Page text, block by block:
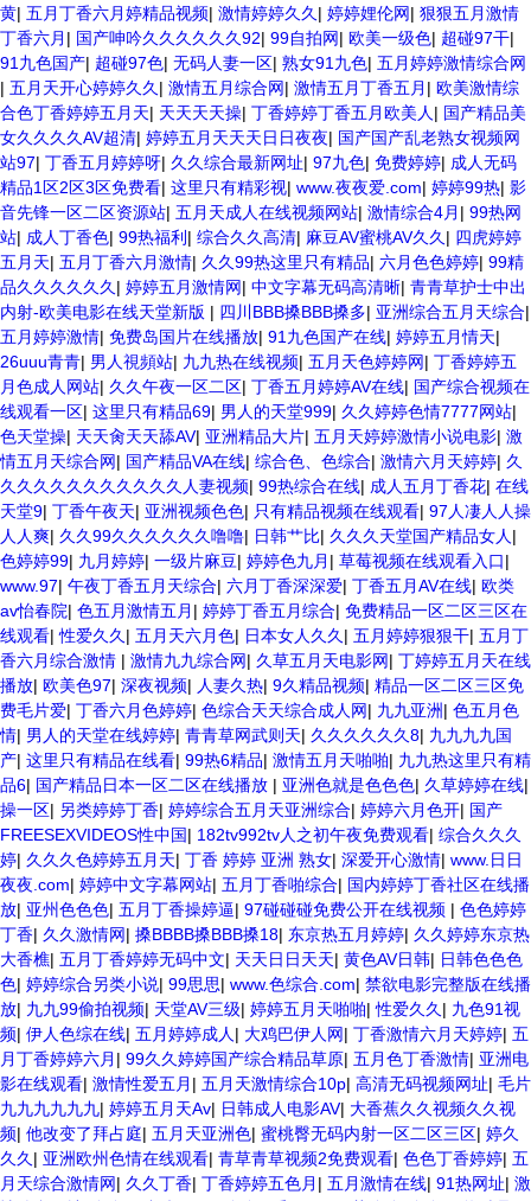
黄| 五月丁香六月婷精品视频| 激情婷婷久久 | 婷婷娌伦网| 狠狠五月激情
丁香六月 | 国产呻吟久久久久久久92| 99自拍网| 欧美一级色| 超碰97干|
91九色国产| 超碰97色| 无码人妻一区| 熟女91九色| 五月婷婷激情综合网
| 五月天开心婷婷久久 | 激情五月综合网| 激情五月丁香五月 | 欧美激情综
合色丁香婷婷五月天| 天天天天操| 丁香婷婷丁香五月欧美人 | 国产精品美
女久久久久AV超清| 婷婷五月天天天日日夜夜| 国产国产乱老熟女视频网
站97| 丁香五月婷婷呀| 久久综合最新网址| 97九色| 免费婷婷| 成人无码
精品1区2区3区免费看| 这里只有精彩视| www.夜夜爱.com| 婷婷99热| 影
音先锋一区二区资源站| 五月天成人在线视频网站| 激情综合4月 | 99热网
站| 成人丁香色| 99热福利 | 综合久久高清| 麻豆AV蜜桃AV久久 | 四虎婷婷
五月天| 五月丁香六月激情| 久久99热这里只有精品| 六月色色婷婷| 99精
品久久久久久久 | 婷婷五月激情网| 中文字幕无码高清晰| 青青草护士中出
内射-欧美电影在线天堂新版 | 四川BBB搡BBB搡多| 亚洲综合五月天综合|
五月婷婷激情| 免费岛国片在线播放| 91九色国产在线| 婷婷五月情天|
26uuu青青| 男人視頻站| 九九热在线视频| 五月天色婷婷网| 丁香婷婷五
月色成人网站| 久久午夜一区二区| 丁香五月婷婷AV在线| 国产综合视频在
线观看一区| 这里只有精品69| 男人的天堂999| 久久婷婷色情7777网站|
色天堂操| 天天肏天天舔AV| 亚洲精品大片| 五月天婷婷激情小说电影| 激
情五月天综合网| 国产精品VA在线| 综合色、色综合| 激情六月天婷婷| 久
久久久久久久久久久久久人妻视频| 99热综合在线| 成人五月丁香花| 在线
天堂9| 丁香午夜天| 亚洲视频色色| 只有精品视频在线观看| 97人凄人人操
人人爽| 久久99久久久久久久噜噜| 日韩艹比| 久久久天堂国产精品女人 |
色婷婷99| 九月婷婷| 一级片麻豆| 婷婷色九月 | 草莓视频在线观看入口|
www.97| 午夜丁香五月天综合| 六月丁香深深爱| 丁香五月AV在线| 欧类
av怡春院| 色五月激情五月 | 婷婷丁香五月综合| 免费精品一区二区三区在
线观看|性爱久久 | 五月天六月色| 日本女人久久 | 五月婷婷狠狠干| 五月丁
香六月综合激情 | 激情九九综合网| 久草五月天电影网| 丁婷婷五月天在线
播放| 欧美色97| 深夜视频| 人妻久热| 9久精品视频| 精品一区二区三区免
费毛片爱| 丁香六月色婷婷| 色综合天天综合成人网| 九九亚洲| 色五月色
情| 男人的天堂在线婷婷| 青青草网武则天| 久久久久久久8| 九九九九国
产| 这里只有精品在线看| 99热6精品| 激情五月天啪啪| 九九热这里只有精
品6| 国产精品日本一区二区在线播放 | 亚洲色就是色色色| 久草婷婷在线|
操一区| 另类婷婷丁香| 婷婷综合五月天亚洲综合| 婷婷六月色开| 国产
FREESEXVIDEOS性中国| 182tv992tv人之初午夜免费观看| 综合久久久
婷| 久久久色婷婷五月天| 丁香 婷婷 亚洲 熟女| 深爱开心激情| www.日日
夜夜.com| 婷婷中文字幕网站| 五月丁香啪综合| 国内婷婷丁香社区在线播
放| 亚州色色色| 五月丁香操婷逼| 97碰碰碰免费公开在线视频 | 色色婷婷
丁香| 久久激情网| 搡BBBB搡BBB搡18| 东京热五月婷婷| 久久婷婷东京热
大香樵| 五月丁香婷婷无码中文| 天天日日天天| 黄色AV日韩| 日韩色色色
色| 婷婷综合另类小说| 99思思| www.色综合.com| 禁欲电影完整版在线播
放| 九九99偷拍视频| 天堂AV三级| 婷婷五月天啪啪|性爱久久 | 九色91视
频| 伊人色综在线| 五月婷婷成人 | 大鸡巴伊人网| 丁香激情六月天婷婷| 五
月丁香婷婷六月 | 99久久婷婷国产综合精品草原| 五月色丁香激情| 亚洲电
影在线观看| 激情性爱五月 | 五月天激情综合10p| 高清无码视频网址| 毛片
九九九九九九| 婷婷五月天Av| 日韩成人电影AV| 大香蕉久久视频久久视
频| 他改变了拜占庭| 五月天亚洲色| 蜜桃臀无码内射一区二区三区| 婷久
久久 | 亚洲欧州色情在线观看| 青草青草视频2免费观看| 色色丁香婷婷| 五
月天综合激情网| 久久丁香| 丁香婷婷五色月 | 五月激情在线| 91热网址| 激